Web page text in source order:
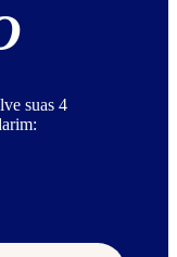
suas 4